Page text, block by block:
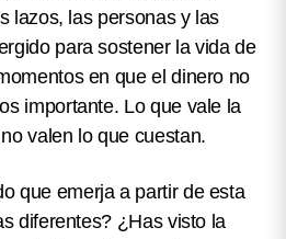
lazos, las personas y las
para sostener la vida de
en que el dinero no
importante. Lo que vale la
valen lo que cuestan.
que emerja a partir de esta
diferentes? ¿Has visto la